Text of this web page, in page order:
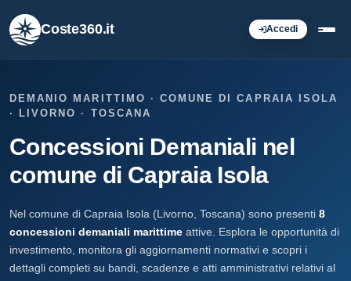
Coste360.it Accedi
DEMANIO MARITTIMO · COMUNE DI CAPRAIA ISOLA
· LIVORNO · TOSCANA
Concessioni Demaniali nel
comune di Capraia Isola
Nel comune di Capraia Isola (Livorno, Toscana) sono presenti 8
concessioni demaniali marittime attive. Esplora le opportunità di
investimento, monitora gli aggiornamenti normativi e scopri i
dettagli completi su bandi, scadenze e atti amministrativi relativi al